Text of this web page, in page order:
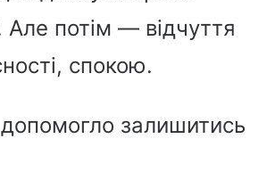
Але потім — відчуття
спокою.
залишитись